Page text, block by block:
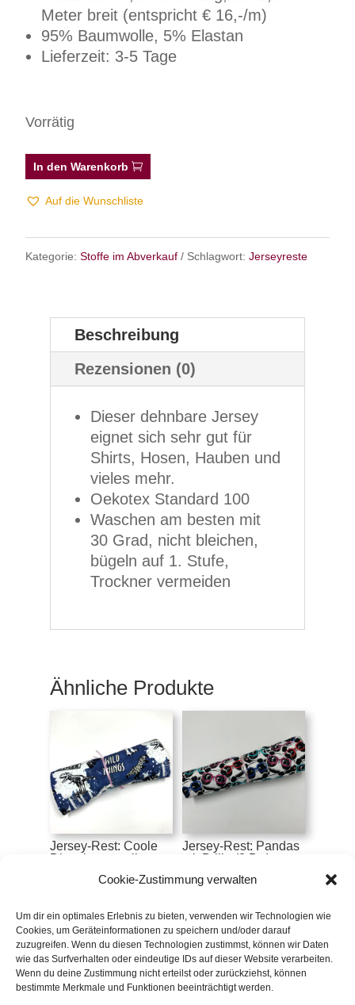
Cookie-Zustimmung verwalten
Um dir ein optimales Erlebnis zu bieten, verwenden wir Technologien wie
Cookies, um Geräteinformationen zu speichern und/oder darauf
zuzugreifen. Wenn du diesen Technologien zustimmst, können wir Daten
wie das Surfverhalten oder eindeutige IDs auf dieser Website verarbeiten.
Wenn du deine Zustimmung nicht erteilst oder zurückziehst, können
bestimmte Merkmale und Funktionen beeinträchtigt werden.
Meter breit (entspricht € 16,-/m)
95% Baumwolle, 5% Elastan
Lieferzeit: 3-5 Tage
Vorrätig
In den Warenkorb
Auf die Wunschliste
Kategorie:Stoffe im Abverkauf Schlagwort:Jerseyreste
Beschreibung
Rezensionen (0)
Dieser dehnbare Jersey
eignet sich sehr gut für
Shirts, Hosen, Hauben und
vieles mehr.
Oekotex Standard 100
Waschen am besten mit
30 Grad, nicht bleichen,
bügeln auf 1. Stufe,
Trockner vermeiden
Ähnliche Produkte
Jersey-Rest: Coole
Dino, jeansoptik
inkl. 20 % MwSt.
Zur Wunschliste
Jersey-Rest: Pandas
mit Brille (0,5m)
€7,50
Zur Wunschliste